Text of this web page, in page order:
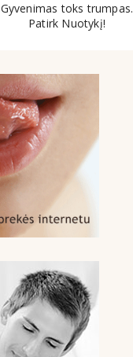
Gyvenimas toks trumpas.
Patirk Nuotykį!